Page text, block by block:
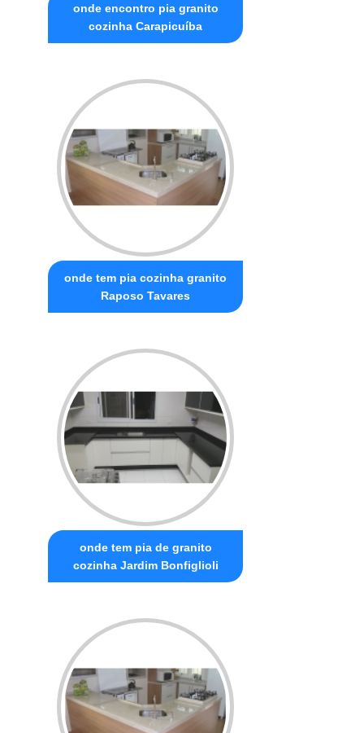
onde encontro pia granito
cozinha Carapicuíba
onde tem pia cozinha granito
Raposo Tavares
onde tem pia de granito
cozinha Jardim Bonfiglioli